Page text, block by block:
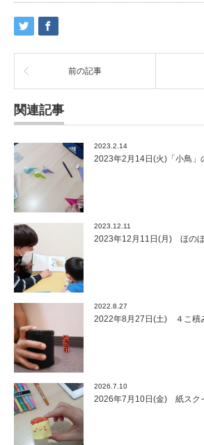
前の記事
関連記事
2023.2.14
2023年2月14日(火)「小鳥」
2023.12.11
2023年12月11日(月) ほの
2022.8.27
2022年8月27日(土) ４こ積
2026.7.10
2026年7月10日(金) 紙スク